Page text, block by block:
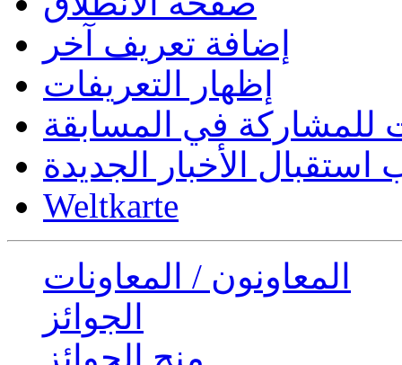
إضافة تعريف آخر
إظهار التعريفات
للمشاركة في المسابقة
الأخبار الجديدة
Weltkarte
المعاونون / المعاونات
الجوائز